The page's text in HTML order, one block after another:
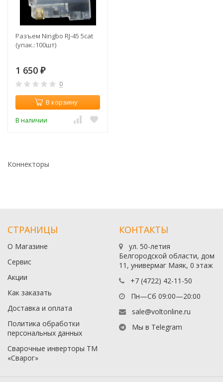
Разъем Ningbo RJ-45 5cat
(упак.:100шт)
1 650 ₽
0
В корзину
В наличии
Коннекторы
СТРАНИЦЫ
О Магазине
Сервис
Акции
Как заказать
Доставка и оплата
Политика обработки
персональных данных
Сварочные инверторы ТМ
«Сварог»
КОНТАКТЫ
ул. 50-летия
Белгородской области, дом
11, универмаг Маяк, 0 этаж
+7 (4722) 42-11-50
Пн—Сб 09:00—20:00
sale@voltonline.ru
Мы в Telegram